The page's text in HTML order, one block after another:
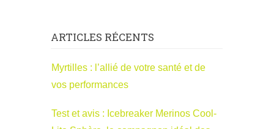
ARTICLES RÉCENTS
Myrtilles : l’allié de votre santé et de
vos performances
Test et avis : Icebreaker Merinos Cool-